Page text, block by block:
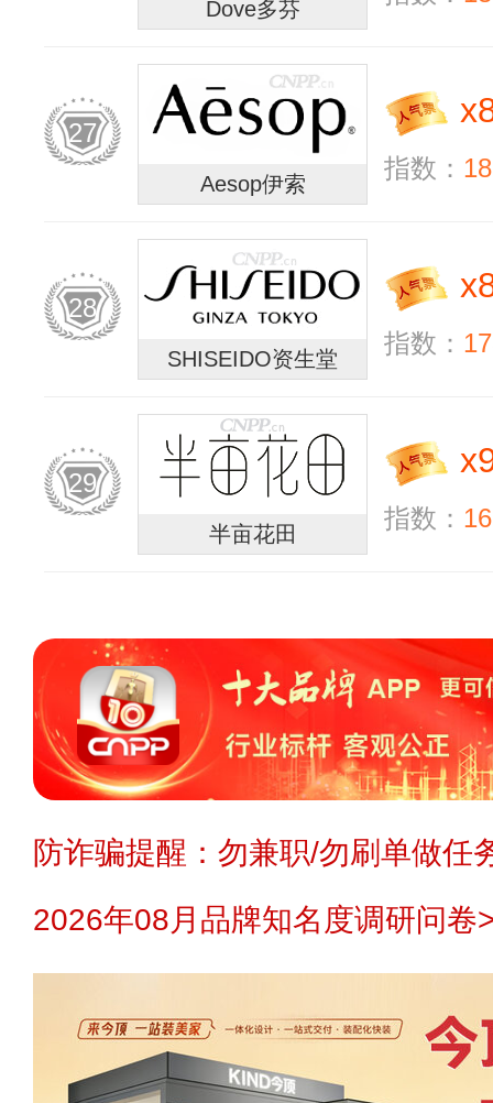
Dove多芬
27
Aesop伊索
x
指数：
28
SHISEIDO资生堂
x
指数：
29
半亩花田
x
指数：
防诈骗提醒：勿兼职/勿刷单做任
2026年08月品牌知名度调研问卷